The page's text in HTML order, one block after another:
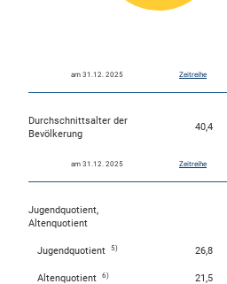
am 31.12. 2025 Zeitreihe
Durchschnittsalter der
Bevölkerung
40,4
am 31.12. 2025 Zeitreihe
Jugendquotient,
Altenquotient
Jugendquotient 5) 26,8
Altenquotient 6) 21,5